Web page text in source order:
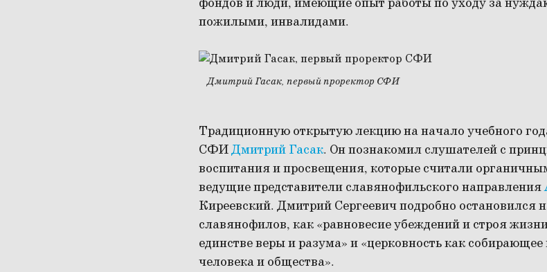
фондов и люди, имеющие опыт работы по уходу за
пожилыми, инвалидами.
Дмитрий Гасак, первый проректор СФИ
Традиционную открытую лекцию на начало учебного
СФИДмитрий Гасак. Он познакомил слушателей с
воспитания и просвещения, которые считали
ведущие представители славянофильского направления
Киреевский. Дмитрий Сергеевич подробно остановился
славянофилов, как «равновесие убеждений и строя
единстве веры и разума» и «церковность как
человека и общества».